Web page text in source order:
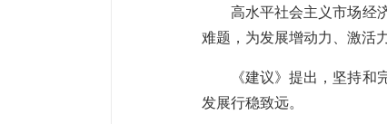
高水平社会主义市场经
难题，为发展增动力、激活力
《建议》提出，坚持
发展行稳致远。